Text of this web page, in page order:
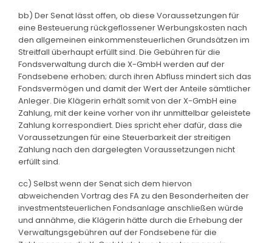
bb) Der Senat lässt offen, ob diese Voraussetzungen für
eine Besteuerung rückgeflossener Werbungskosten nach
den allgemeinen einkommensteuerlichen Grundsätzen im
Streitfall überhaupt erfüllt sind. Die Gebühren für die
Fondsverwaltung durch die X-GmbH werden auf der
Fondsebene erhoben; durch ihren Abfluss mindert sich das
Fondsvermögen und damit der Wert der Anteile sämtlicher
Anleger. Die Klägerin erhält somit von der X-GmbH eine
Zahlung, mit der keine vorher von ihr unmittelbar geleistete
Zahlung korrespondiert. Dies spricht eher dafür, dass die
Voraussetzungen für eine Steuerbarkeit der streitigen
Zahlung nach den dargelegten Voraussetzungen nicht
erfüllt sind.
cc) Selbst wenn der Senat sich dem hiervon
abweichenden Vortrag des FA zu den Besonderheiten der
investmentsteuerlichen Fondsanlage anschließen würde
und annähme, die Klägerin hätte durch die Erhebung der
Verwaltungsgebühren auf der Fondsebene für die